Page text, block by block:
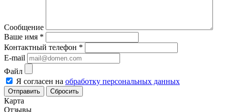
Сообщение
Ваше имя *
Контактный телефон *
E-mail
Файл
Я согласен на обработку персональных данных
Сбросить
Карта
Отзывы